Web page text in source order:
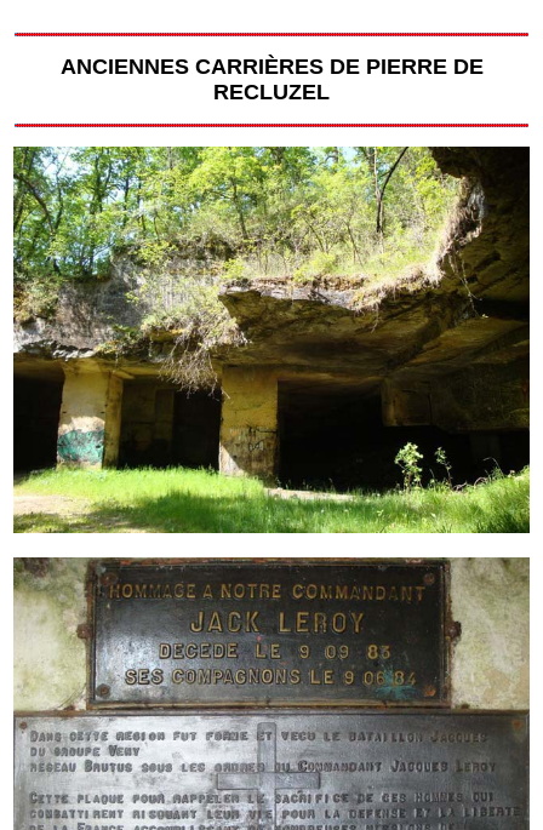
ANCIENNES CARRIÈRES DE PIERRE DE
RECLUZEL